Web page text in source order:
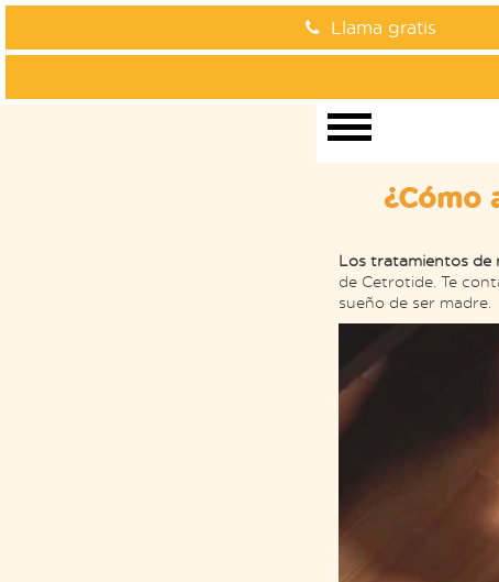
Llama gratis
¿Cómo
Los tratamientos de
de Cetrotide. Te
sueño de ser madre.